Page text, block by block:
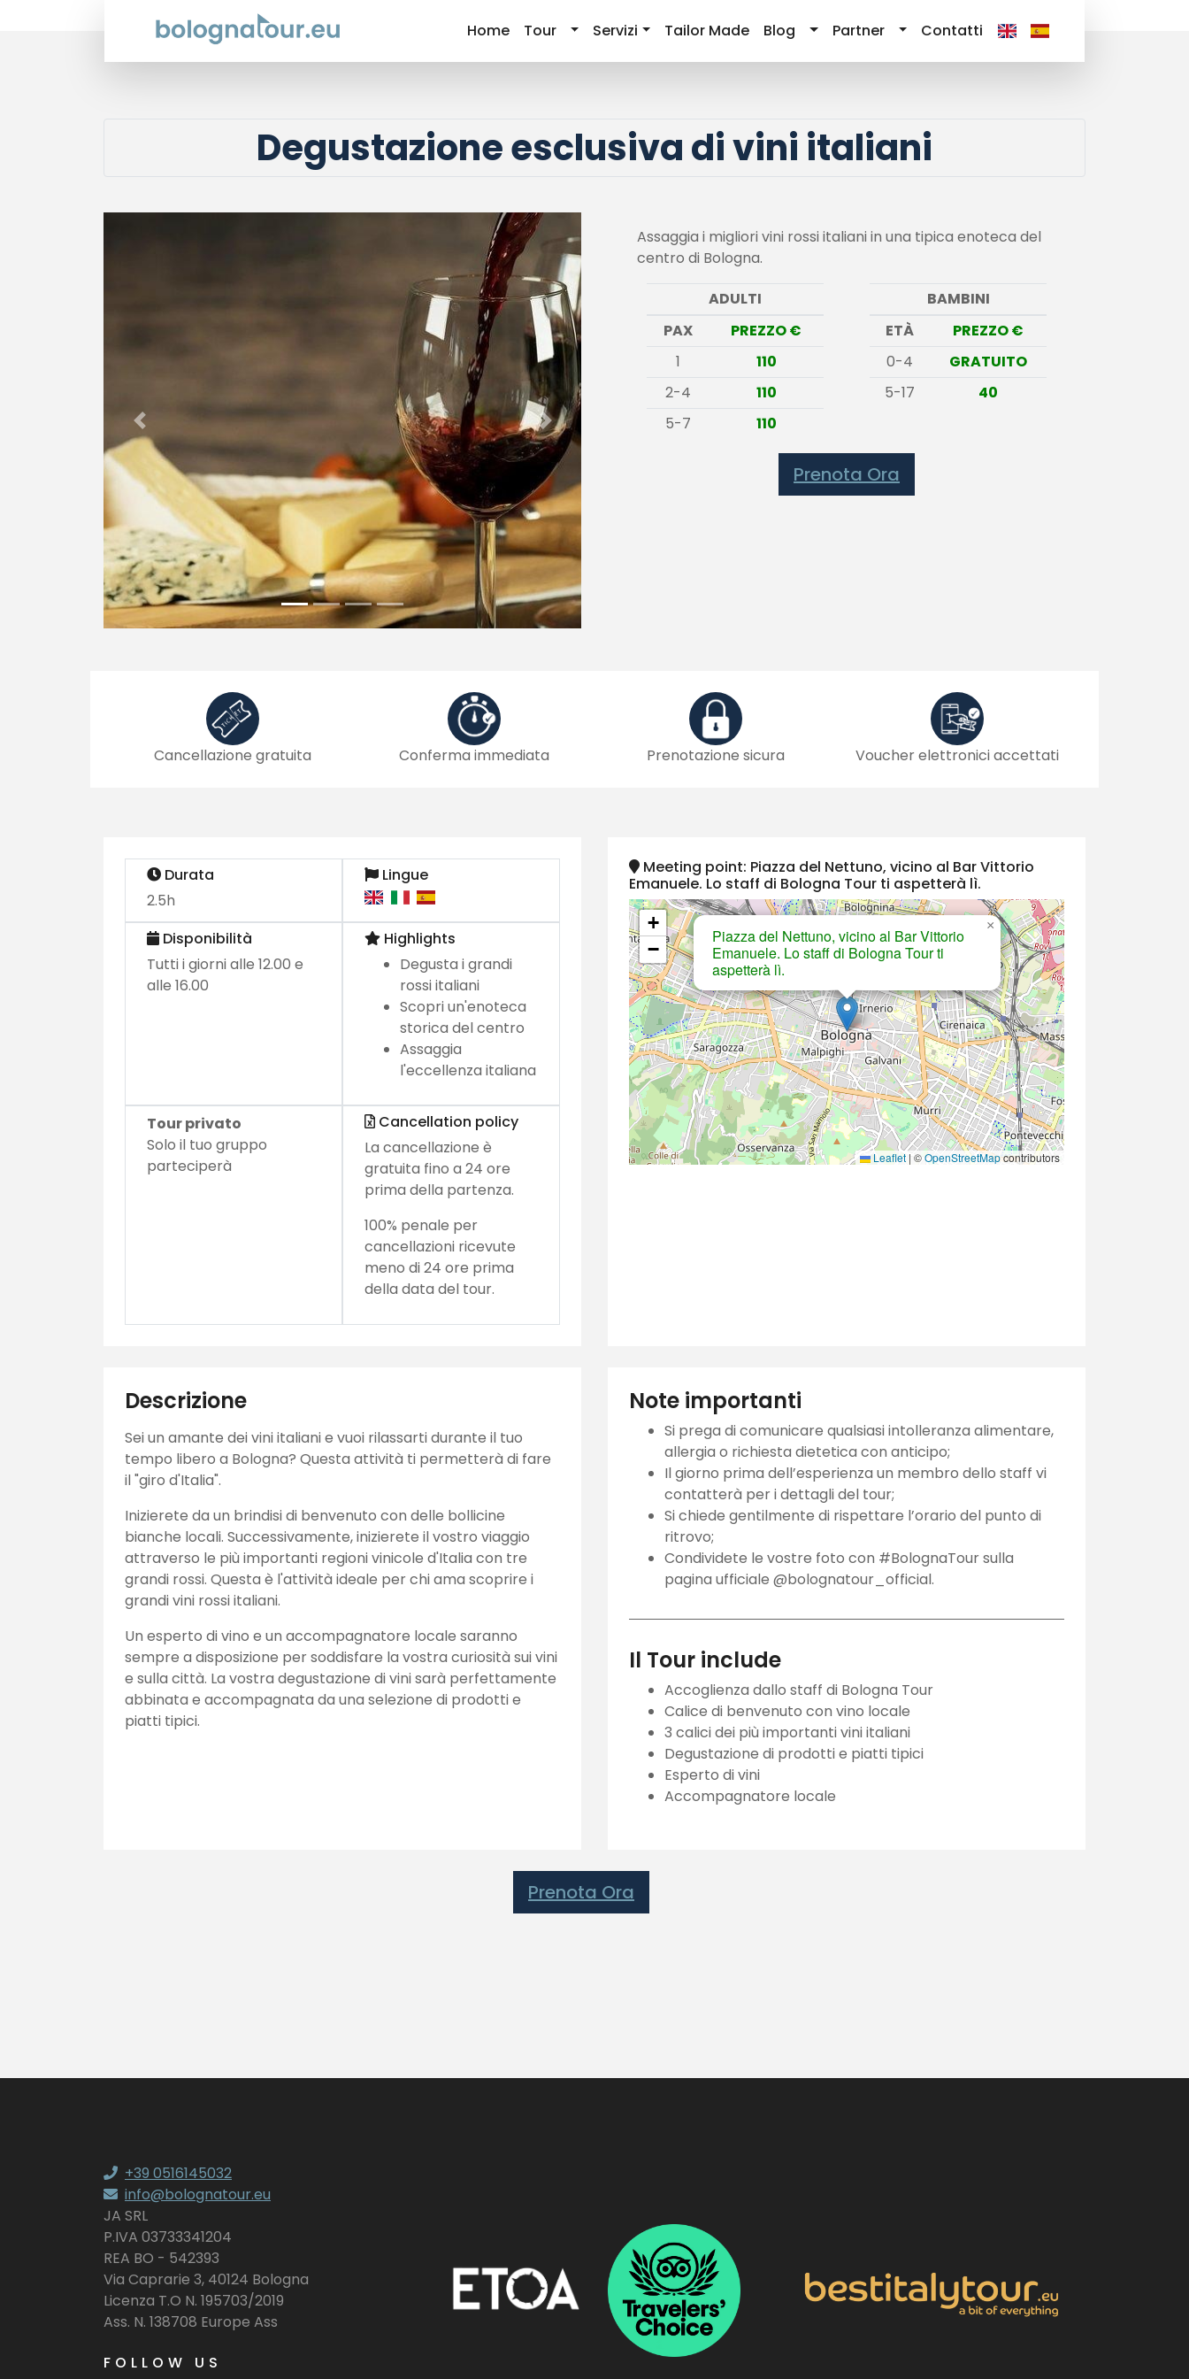
Home Tour Servizi Tailor Made Blog Partner Contatti
Degustazione esclusiva di vini italiani
Previous Next
Assaggia i migliori vini rossi italiani in una tipica enoteca del
centro di Bologna.
ADULTI
PAX
PREZZO €
1
110
2-4
110
5-7
110
BAMBINI
ETÀ
PREZZO €
0-4
GRATUITO
5-17
40
Prenota Ora
Cancellazione gratuita Conferma immediata Prenotazione sicura Voucher elettronici accettati
Durata
2.5h
Lingue
Disponibilità
Tutti i giorni alle 12.00 e
alle 16.00
Highlights
Degusta i grandi
rossi italiani
Scopri un'enoteca
storica del centro
Assaggia
l'eccellenza italiana
Tour privato
Solo il tuo gruppo
parteciperà
Cancellation policy
La cancellazione è
gratuita fino a 24 ore
prima della partenza.
100% penale per
cancellazioni ricevute
meno di 24 ore prima
della data del tour.
Meeting point: Piazza del Nettuno, vicino al Bar Vittorio
Emanuele. Lo staff di Bologna Tour ti aspetterà lì.
Piazza del Nettuno, vicino al Bar Vittorio
Emanuele. Lo staff di Bologna Tour ti
aspetterà lì.
×
+
−
Leaflet | ©OpenStreetMapcontributors
Descrizione
Sei un amante dei vini italiani e vuoi rilassarti durante il tuo
tempo libero a Bologna? Questa attività ti permetterà di fare
il "giro d'Italia".
Inizierete da un brindisi di benvenuto con delle bollicine
bianche locali. Successivamente, inizierete il vostro viaggio
attraverso le più importanti regioni vinicole d'Italia con tre
grandi rossi. Questa è l'attività ideale per chi ama scoprire i
grandi vini rossi italiani.
Un esperto di vino e un accompagnatore locale saranno
sempre a disposizione per soddisfare la vostra curiosità sui vini
e sulla città. La vostra degustazione di vini sarà perfettamente
abbinata e accompagnata da una selezione di prodotti e
piatti tipici.
Note importanti
Si prega di comunicare qualsiasi intolleranza alimentare,
allergia o richiesta dietetica con anticipo;
Il giorno prima dell’esperienza un membro dello staff vi
contatterà per i dettagli del tour;
Si chiede gentilmente di rispettare l’orario del punto di
ritrovo;
Condividete le vostre foto con #BolognaTour sulla
pagina ufficiale @bolognatour_official.
Il Tour include
Accoglienza dallo staff di Bologna Tour
Calice di benvenuto con vino locale
3 calici dei più importanti vini italiani
Degustazione di prodotti e piatti tipici
Esperto di vini
Accompagnatore locale
Prenota Ora
+39 0516145032
info@bolognatour.eu
JA SRL
P.IVA 03733341204
REA BO - 542393
Via Caprarie 3, 40124 Bologna
Licenza T.O N. 195703/2019
Ass. N. 138708 Europe Ass
FOLLOW US